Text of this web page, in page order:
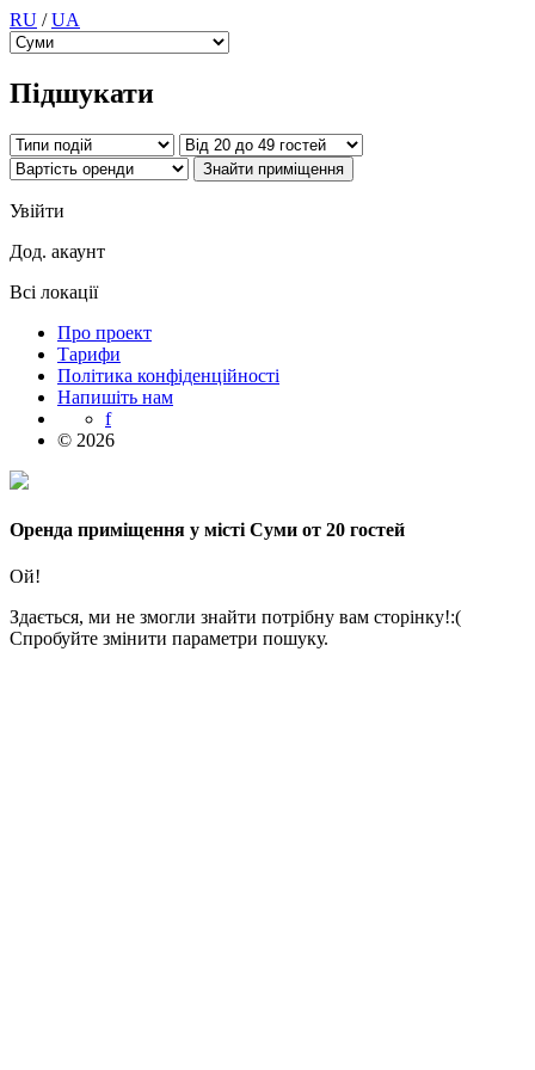
RU /UA
Підшукати
Увійти
Дод. акаунт
Всі локації
Про проект
Тарифи
Політика конфіденційності
Напишіть нам
f
© 2026
Оренда приміщення у місті Суми от 20 гостей
Ой!
Здається, ми не змогли знайти потрібну вам сторінку!:(
Спробуйте змінити параметри пошуку.